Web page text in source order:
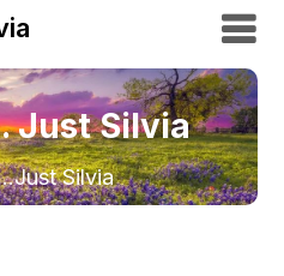
Just Silvia
Silvia